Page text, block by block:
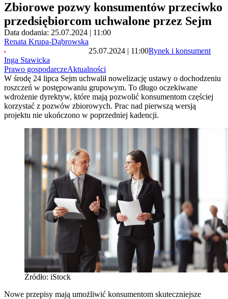
Zbiorowe pozwy konsumentów przeciwko
przedsiębiorcom uchwalone przez Sejm
Data dodania: 25.07.2024 | 11:00
Renata Krupa-Dąbrowska
Inga Stawicka
25.07.2024 | 11:00Rynek i konsument
Prawo gospodarczeAktualności
W środę 24 lipca Sejm uchwalił nowelizację ustawy o dochodzeniu
roszczeń w postępowaniu grupowym. To długo oczekiwane
wdrożenie dyrektyw, które mają pozwolić konsumentom częściej
korzystać z pozwów zbiorowych. Prac nad pierwszą wersją
projektu nie ukończono w poprzedniej kadencji.
Źródło: iStock
Nowe przepisy mają umożliwić konsumentom skuteczniejsze